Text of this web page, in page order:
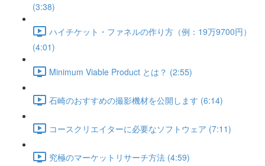
(3:38)
ハイチケット・ファネルの作り方（例：19万9700円）
(4:01)
Minimum Viable Product とは？ (2:55)
石崎のおすすめの撮影機材を公開します (6:14)
コースクリエイターに必要なソフトウェア (7:11)
究極のマーケットリサーチ方法 (4:59)